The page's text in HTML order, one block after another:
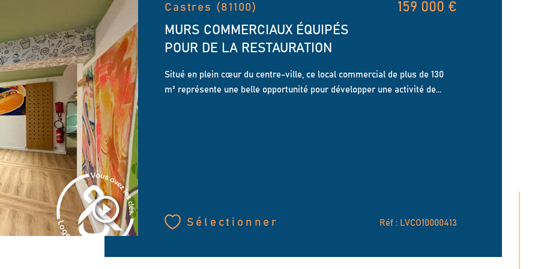
Castres (81100)
MURS COMMERCIAUX ÉQUIPÉS
POUR DE LA RESTAURATION
159 000 €
Situé en plein cœur du centre-ville, ce local commercial de plus de 130
m² représente une belle opportunité pour développer une activité de...
Sélectionner Réf : LVCO10000413